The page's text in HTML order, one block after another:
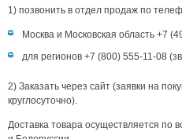
1) позвонить в отдел продаж по
Москва и Московская область +7
для регионов +7 (800) 555-11-08
2) Заказать через сайт (заявки на
круглосуточно).
Доставка товара осуществляется по